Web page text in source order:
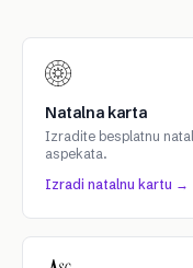
Natalna karta
Izradite besplatnu
aspekata.
Izradi natalnu kartu →